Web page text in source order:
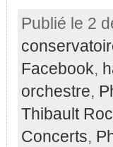
Publié le 2
Facebook,
orchestre,
Thibault
Concerts,